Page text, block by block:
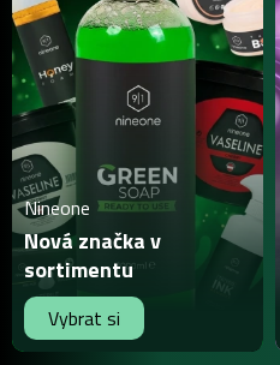
Nineone
Nová značka v
sortimentu
Vybrat si